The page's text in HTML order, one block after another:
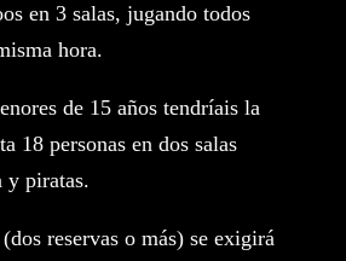
en 3 salas, jugando todos
hora.
de 15 años tendríais la
18 personas en dos salas
y piratas.
reservas o más) se exigirá